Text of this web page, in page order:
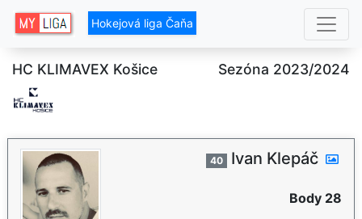
Hokejová liga Čaňa
HC KLIMAVEX Košice Sezóna 2023/2024
40 Ivan Klepáč
Body 28